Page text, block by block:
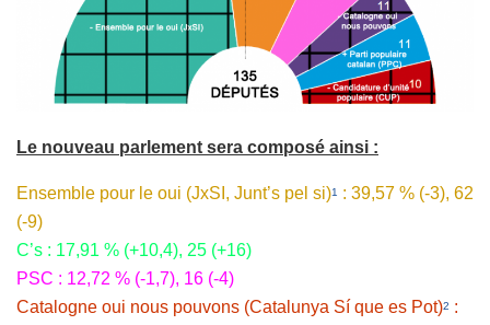
Le nouveau parlement sera composé ainsi :
Ensemble pour le oui (JxSI, Junt’s pel si)1 : 39,57 % (-3), 62
(-9)
C’s : 17,91 % (+10,4), 25 (+16)
PSC : 12,72 % (-1,7), 16 (-4)
Catalogne oui nous pouvons (Catalunya Sí que es Pot)2 :